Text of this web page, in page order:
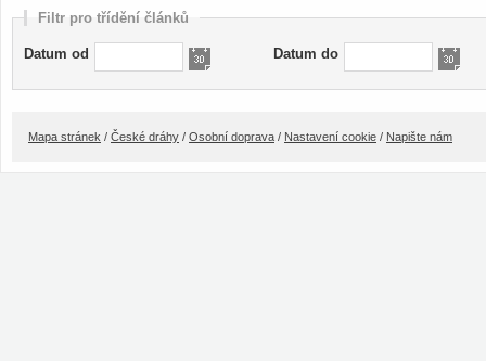
Filtr pro třídění článků
Datum od Datum do
Mapa stránek / České dráhy / Osobní doprava / Nastavení cookie / Napište nám